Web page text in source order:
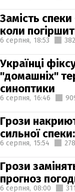
Замість
коли
6 серпня, 18:53 382
Українці
"домашніх"
синоптики
6 серпня, 16:46
Грози
сильної
6 серпня, 15:54 278
Грози
прогноз
6 серпня, 08:00